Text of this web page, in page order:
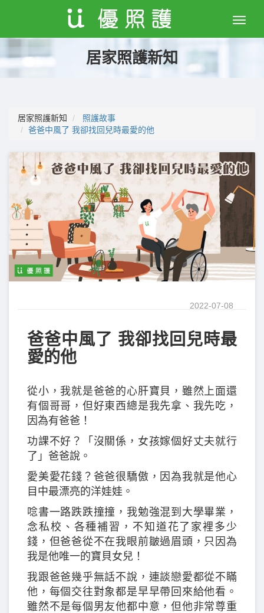
Toggle
居家照護新知
居家照護新知
照護故事
爸爸中風了 我卻找回兒時最愛的他
2022-07-08
爸爸中風了 我卻找回兒時最
愛的他
從小，我就是爸爸的心肝寶貝，雖然上面還
有個哥哥，但好東西總是我先拿、我先吃，
因為有爸爸！
功課不好？「沒關係，女孩嫁個好丈夫就行
了」爸爸說。
愛美愛花錢？爸爸很驕傲，因為我就是他心
目中最漂亮的洋娃娃。
唸書一路跌跌撞撞，我勉強混到大學畢業，
念私校、各種補習，不知道花了家裡多少
錢，但爸爸從不在我眼前皺過眉頭，只因為
我是他唯一的寶貝女兒！
我跟爸爸幾乎無話不說，連談戀愛都從不瞞
他，每個交往對象都是早早帶回來給他看。
雖然不是每個男友他都中意，但他非常尊重